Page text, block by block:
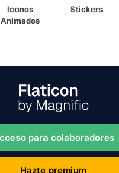
Iconos
Animados
Stickers
para colaboradores
Hazte premium